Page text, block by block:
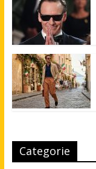
Categorie